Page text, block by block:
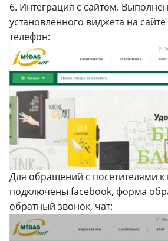
6. Интеграция с сайтом.
установленного виджета на
телефон:
Для обращений с посетителями к
подключены facebook, форма
обратный звонок, чат: